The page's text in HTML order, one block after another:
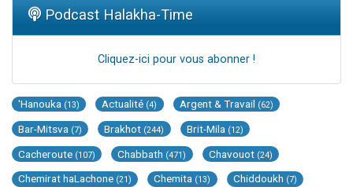
Podcast Halakha-Time
Cliquez-ici pour vous abonner !
'Hanouka (13) Actualité (4) Argent & Travail (62)
Bar-Mitsva (7) Brakhot (244) Brit-Mila (12)
Cacheroute (107) Chabbath (471) Chavouot (24)
Chemirat haLachone (21) Chemita (13) Chiddoukh (7)